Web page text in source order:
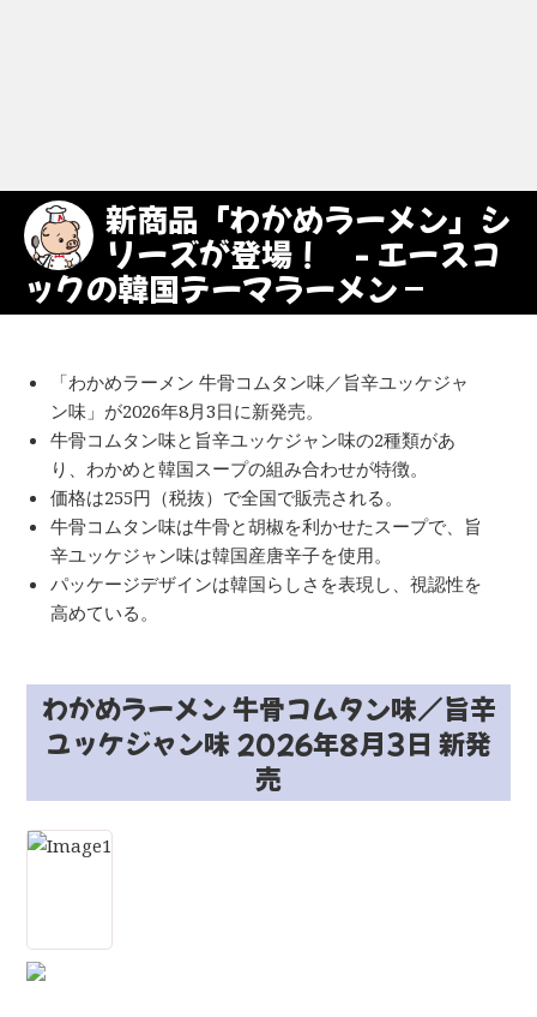
新商品「わかめラーメン」シ
リーズが登場！ - エースコ
ックの韓国テーマラーメン –
「わかめラーメン 牛骨コムタン味／旨辛ユッケジャ
ン味」が2026年8月3日に新発売。
牛骨コムタン味と旨辛ユッケジャン味の2種類があ
り、わかめと韓国スープの組み合わせが特徴。
価格は255円（税抜）で全国で販売される。
牛骨コムタン味は牛骨と胡椒を利かせたスープで、旨
辛ユッケジャン味は韓国産唐辛子を使用。
パッケージデザインは韓国らしさを表現し、視認性を
高めている。
わかめラーメン 牛骨コムタン味／旨辛
ユッケジャン味 2026年8月3日 新発
売